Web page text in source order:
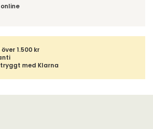
1.500 kr
med Klarna